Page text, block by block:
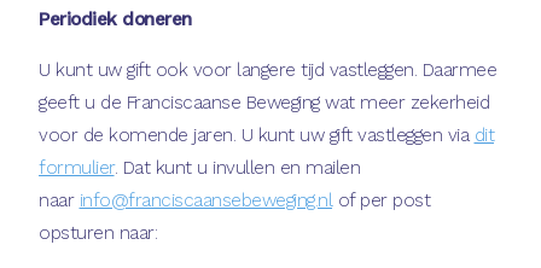
Periodiek doneren
U kunt uw gift ook voor langere tijd vastleggen. Daarmee
geeft u de Franciscaanse Beweging wat meer zekerheid
voor de komende jaren. U kunt uw gift vastleggen via dit
formulier. Dat kunt u invullen en mailen
naar info@franciscaansebeweging.nlof per post
opsturen naar: